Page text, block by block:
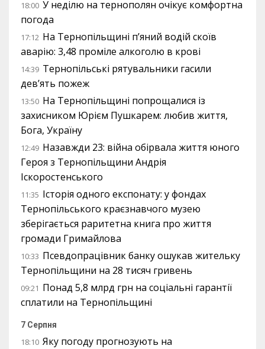
18:00 У неділю на тернополян очікує комфортна
погода
17:12 На Тернопільщині п’яний водій скоїв
аварію: 3,48 проміле алкоголю в крові
14:39 Тернопільські рятувальники гасили
дев’ять пожеж
13:50 На Тернопільщині попрощалися із
захисником Юрієм Пушкарем: любив життя,
Бога, Україну
12:49 Назавжди 23: війна обірвала життя юного
Героя з Тернопільщини Андрія
Іскоростенського
11:35 Історія одного експонату: у фондах
Тернопільського краєзнавчого музею
зберігається раритетна книга про життя
громади Гримайлова
10:33 Псевдопрацівник банку ошукав жительку
Тернопільщини на 28 тисяч гривень
09:21 Понад 5,8 млрд грн на соціальні гарантії
сплатили на Тернопільщині
7 Серпня
18:10 Яку погоду прогнозують на